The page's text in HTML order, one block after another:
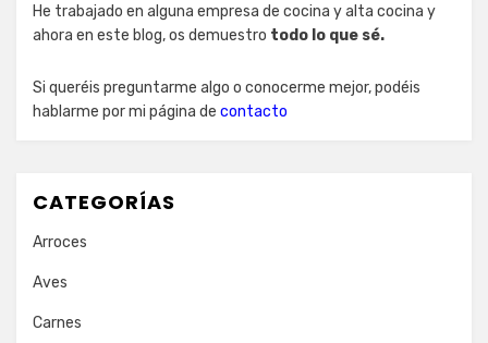
He trabajado en alguna empresa de cocina y alta cocina y
ahora en este blog, os demuestro todo lo que sé.
Si queréis preguntarme algo o conocerme mejor, podéis
hablarme por mi página de contacto
CATEGORÍAS
Arroces
Aves
Carnes